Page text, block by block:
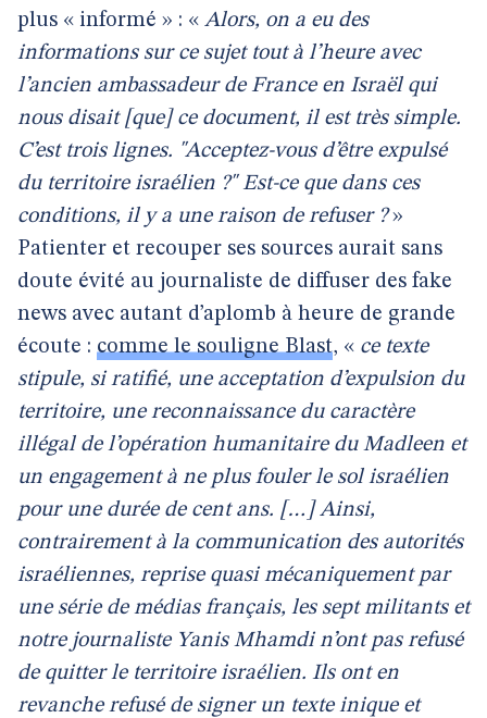
plus « informé » : « Alors, on a eu des
informations sur ce sujet tout à l’heure avec
l’ancien ambassadeur de France en Israël qui
nous disait [que] ce document, il est très simple.
C’est trois lignes. "Acceptez-vous d’être expulsé
du territoire israélien ?" Est-ce que dans ces
conditions, il y a une raison de refuser ?»
Patienter et recouper ses sources aurait sans
doute évité au journaliste de diffuser des fake
news avec autant d’aplomb à heure de grande
écoute : comme le souligne Blast, « ce texte
stipule, si ratifié, une acceptation d’expulsion du
territoire, une reconnaissance du caractère
illégal de l’opération humanitaire du Madleen et
un engagement à ne plus fouler le sol israélien
pour une durée de cent ans. […] Ainsi,
contrairement à la communication des autorités
israéliennes, reprise quasi mécaniquement par
une série de médias français, les sept militants et
notre journaliste Yanis Mhamdi n’ont pas refusé
de quitter le territoire israélien. Ils ont en
revanche refusé de signer un texte inique et